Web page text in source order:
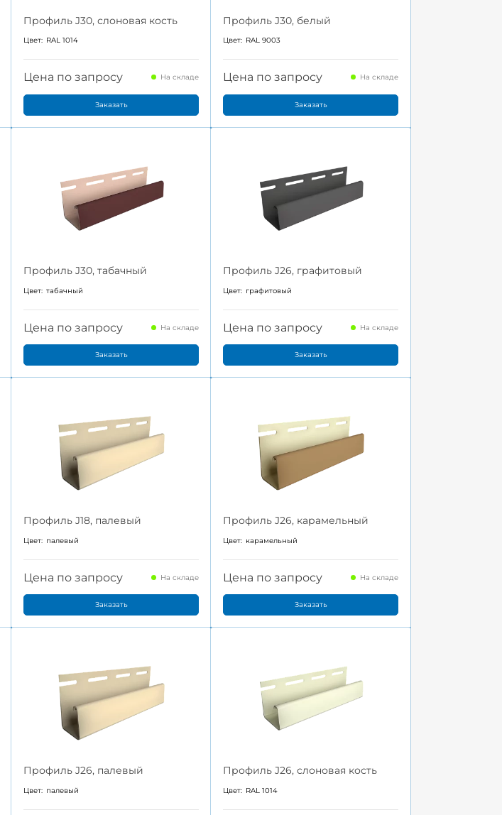
Профиль J30, слоновая кость
Цвет: RAL 1014
Цена по запросу На складе
Заказать
Профиль J30, белый
Цвет: RAL 9003
Цена по запросу На складе
Заказать
Профиль J30, табачный
Цвет: табачный
Цена по запросу На складе
Заказать
Профиль J26, графитовый
Цвет: графитовый
Цена по запросу На складе
Заказать
Профиль J18, палевый
Цвет: палевый
Цена по запросу На складе
Заказать
Профиль J26, карамельный
Цвет: карамельный
Цена по запросу На складе
Заказать
Профиль J26, палевый
Цвет: палевый
Профиль J26, слоновая кость
Цвет: RAL 1014